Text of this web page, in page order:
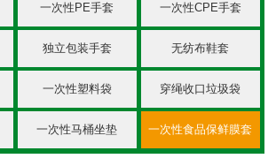
一次性PE手套 一次性CPE手套
独立包装手套 无纺布鞋套
一次性塑料袋 穿绳收口垃圾袋
一次性马桶坐垫 一次性食品保鲜膜套